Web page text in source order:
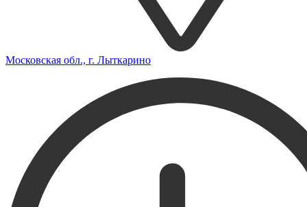
Московская обл., г. Лыткарино